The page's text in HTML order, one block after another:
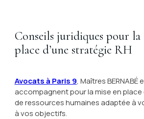
Conseils juridiques pour la
place d’une stratégie RH
Avocats à Paris 9, Maîtres BERNABÉ
accompagnent pour la mise en place
de ressources humaines adaptée à
à vos objectifs.